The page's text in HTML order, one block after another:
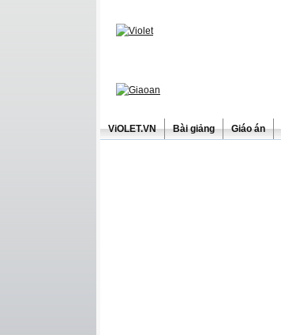
ViOLET.VN Bài giảng Giáo án